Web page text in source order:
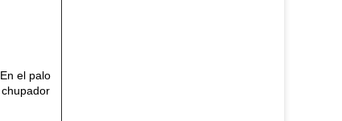
En el palo
chupador